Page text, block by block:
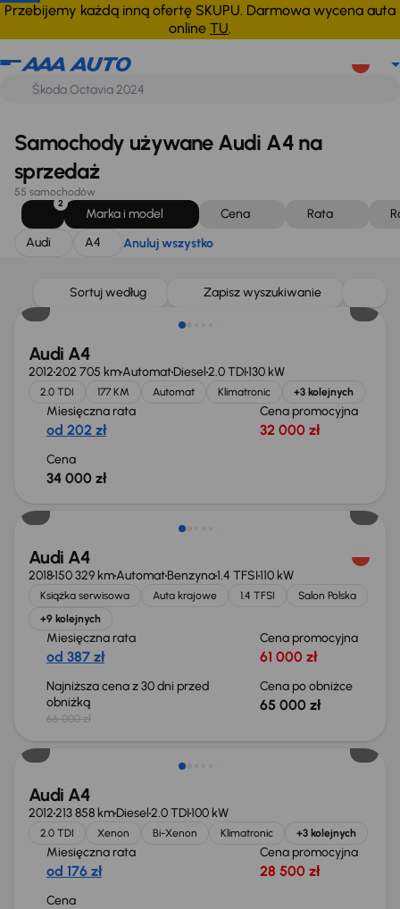
Przebijemy każdą inną ofertę SKUPU. Darmowa wycena auta
online TU.
Audi A4 Anuluj wszystko
Samochody używane Audi A4 na
sprzedaż
55 samochodów
2
Marka i model Cena Rata
Audi
A4 Anuluj wszystko
Sortuj według Zapisz wyszukiwanie
Audi A4
2012202 705 kmAutomatDiesel2.0 TDI130 kW
2.0 TDI 177 KM Automat Klimatronic +3 kolejnych
Miesięczna rata
od 202 zł
Cena promocyjna
32 000 zł
Cena
34 000 zł
Audi A4
2018150 329 kmAutomatBenzyna1.4 TFSI110 kW
Książka serwisowa Auta krajowe 1.4 TFSI
Salon Polska
+9 kolejnych
Miesięczna rata
od 387 zł
Cena promocyjna
61 000 zł
Najniższa cena z 30 dni przed
obniżką
66 000 zł
Cena po obniżce
65 000 zł
Audi A4
2012213 858 kmDiesel2.0 TDI100 kW
2.0 TDI Xenon Bi-Xenon Klimatronic +3 kolejnych
Miesięczna rata
od 176 zł
Cena promocyjna
28 500 zł
Cena